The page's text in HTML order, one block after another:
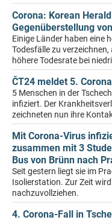
Corona: Korean
Gegenüberstellung
Einige Länder haben eine
Todesfälle zu
höhere Todesrate bei
ČT24 meldet 5.
5 Menschen in der
infiziert. Der
zeichneten nun ihre
Mit Corona-Virus
zusammen mit 3
Bus von Brünn nach
Seit gestern liegt sie im
Isolierstation. Zur Zeit
nachzuvollziehen.
4. Corona-Fall in